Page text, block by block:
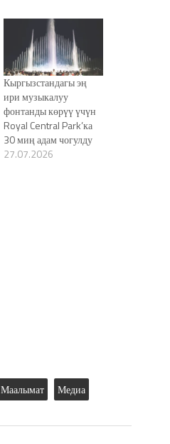
Кыргызстандагы эң
ири музыкалуу
фонтанды көрүү үчүн
Royal Central Park’ка
30 миң адам чогулду
27.07.2026
Маалымат Медиа